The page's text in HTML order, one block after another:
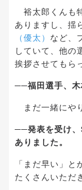
裕太郎くんも
ありますし、揺
（優太） など、
していて、他の
挨拶させてもら
──福田選手、
まだ一緒にや
──発表を受け、
ありました。
「まだ早い」
たくさんいただ